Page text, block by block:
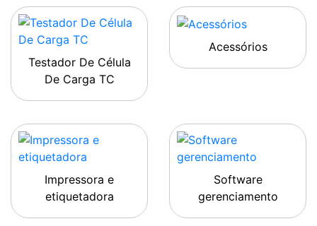
Testador De Célula
De Carga TC
Acessórios
Impressora e
etiquetadora
Software
gerenciamento